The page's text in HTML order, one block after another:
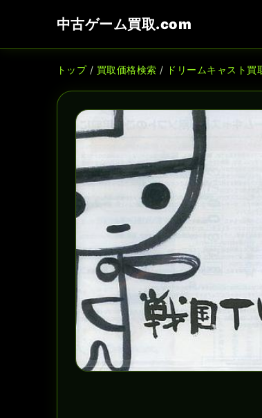
中古ゲーム買取.com
トップ/ 買取価格検索 / ドリームキャスト買